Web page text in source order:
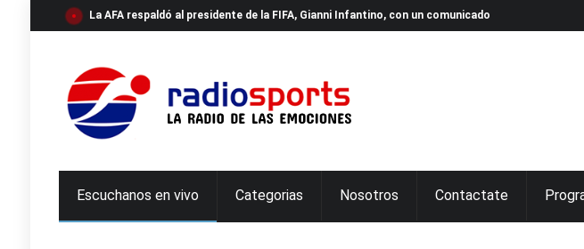
La AFA respaldó al presidente de la FIFA, Gianni Infantino, con un comunicado
Escuchanos en vivo Categorias Nosotros Contactate